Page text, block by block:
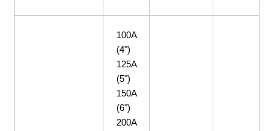
100A
(4")
125A
(5")
150A
(6")
200A